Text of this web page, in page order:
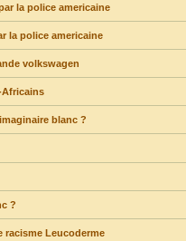
la police americaine
la police americaine
volkswagen
Africains
blanc ?
?
racisme Leucoderme